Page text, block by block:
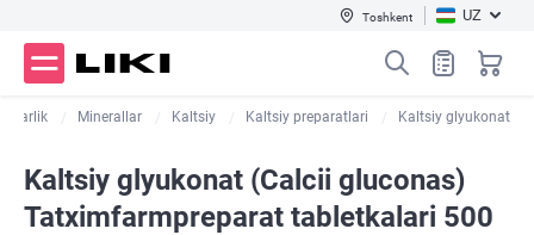
Toshkent UZ
Minerallar Kaltsiy Kaltsiy preparatlari Kaltsiy glyukonat
Kaltsiy glyukonat (Calcii gluconas)
Tatximfarmpreparat tabletkalari 500